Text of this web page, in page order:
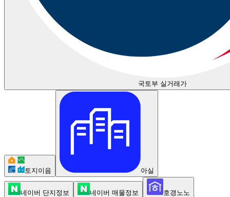
국토부 실거래가
토지이음 아실
네이버 단지정보 네이버 매물정보
호갱노노